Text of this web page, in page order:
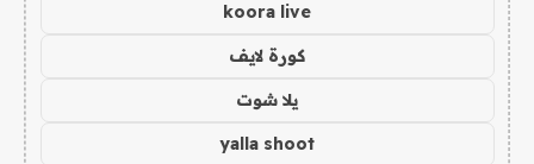
koora live
كورة لايف
يلا شوت
yalla shoot